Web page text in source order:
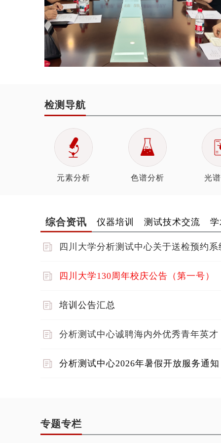
检测导航
元素分析 色谱分析 光
综合资讯 仪器培训 测试技术交流
四川大学分析测试中心关于送检预约
四川大学130周年校庆公告（第一号）
培训公告汇总
分析测试中心诚聘海内外优秀青年英才
分析测试中心2026年暑假开放服务通知
专题专栏